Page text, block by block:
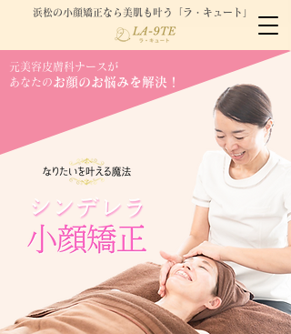
浜松の小顔矯正なら美肌も叶う「ラ・キュート」
​元美容皮膚科ナースが
あなたのお顔のお悩みを解決！